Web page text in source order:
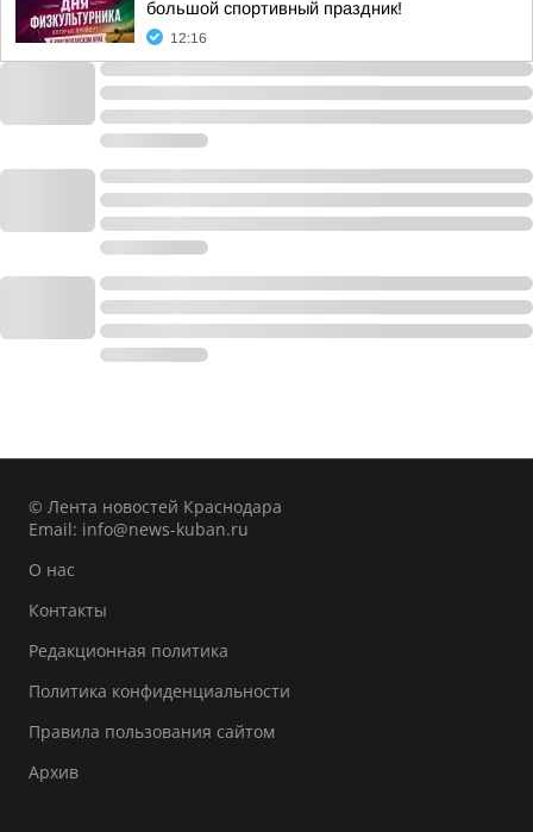
большой спортивный праздник!
12:16
© Лента новостей Краснодара
Email: info@news-kuban.ru
О нас
Контакты
Редакционная политика
Политика конфиденциальности
Правила пользования сайтом
Архив